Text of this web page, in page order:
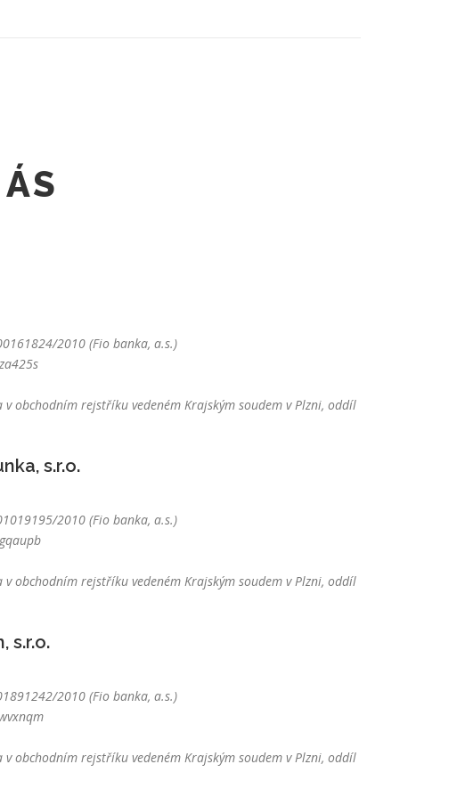
2010 (Fio banka, a.s.)
v obchodním rejstříku vedeném Krajským soudem v Plzni, oddíl
s.r.o.
2010 (Fio banka, a.s.)
v obchodním rejstříku vedeném Krajským soudem v Plzni, oddíl
s.r.o.
2010 (Fio banka, a.s.)
v obchodním rejstříku vedeném Krajským soudem v Plzni, oddíl